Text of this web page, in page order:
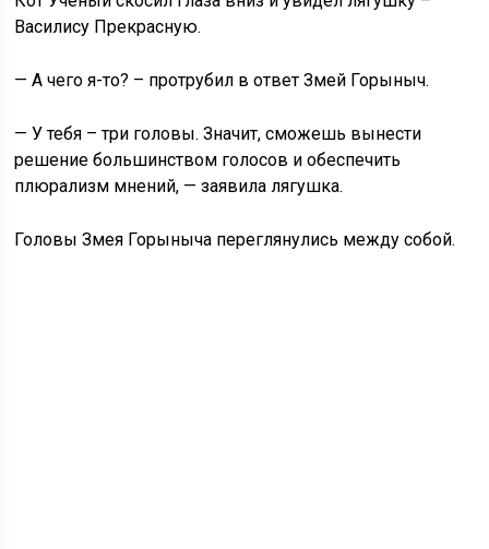
Василису Прекрасную.
— А чего я-то? – протрубил в ответ Змей Горыныч.
— У тебя – три головы. Значит, сможешь вынести
решение большинством голосов и обеспечить
плюрализм мнений, — заявила лягушка.
Головы Змея Горыныча переглянулись между собой.